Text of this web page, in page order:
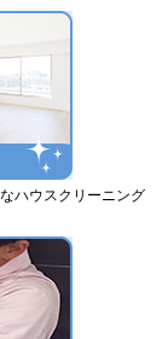
ハウスクリーニング